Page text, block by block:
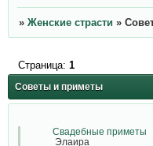
» Женские страсти »
Советы и приметы
Страница: 1
Свадебные приметы
Элаира